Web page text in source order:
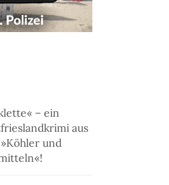
– ein
aus
und